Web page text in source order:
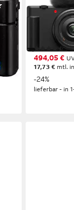
Sony ZV-1F
20,1 MP
4K Ultra HD
20 mm
(5)
494,05 €
17,73 € mtl.
-24%
lieferbar - in